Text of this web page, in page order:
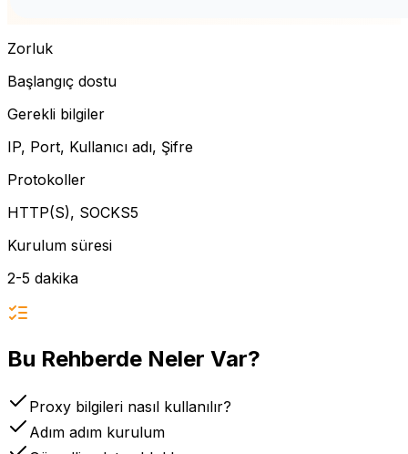
Zorluk
Başlangıç dostu
Gerekli bilgiler
IP, Port, Kullanıcı adı, Şifre
Protokoller
HTTP(S), SOCKS5
Kurulum süresi
2-5 dakika
Bu Rehberde Neler Var?
Proxy bilgileri nasıl kullanılır?
Adım adım kurulum